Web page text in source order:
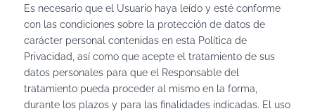
Es necesario que el Usuario haya leído y esté conforme
con las condiciones sobre la protección de datos de
carácter personal contenidas en esta Política de
Privacidad, así como que acepte el tratamiento de sus
datos personales para que el Responsable del
tratamiento pueda proceder al mismo en la forma,
durante los plazos y para las finalidades indicadas. El uso